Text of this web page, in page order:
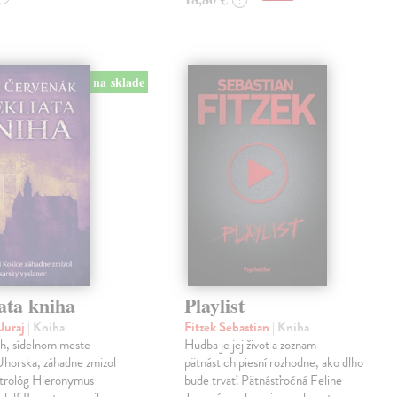
na sklade
kniha
| Kniha
sídelnom meste
záhadne zmizol
Hieronymus
Playlist
Fitzek Sebastian | Kniha
Hudba je jej život a zoznam
pätnástich piesní rozhodne, ako dlho
bude trvať. Pätnásťročná Feline